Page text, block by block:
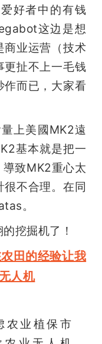
好者中的有钱
这边是想
商业运营（技术
更扯不上一毛钱
作而已，大家看
上美國MK2遠
基本就是把一
致MK2重心太
不合理。在同
。
挖掘机了！
田的经验让我
人机
农业植保市